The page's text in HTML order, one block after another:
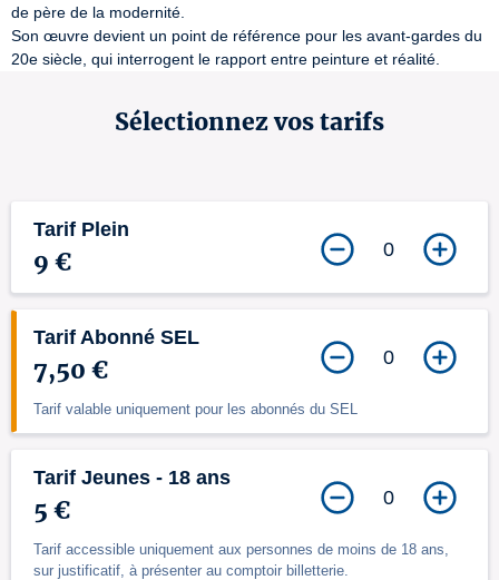
de père de la modernité.
Son œuvre devient un point de référence pour les avant-gardes du
20e siècle, qui interrogent le rapport entre peinture et réalité.
Sélectionnez vos tarifs
Tarif Plein
9 € 0
Tarif Abonné SEL
7,50 €
Tarif valable uniquement pour les abonnés du SEL
0
Tarif Jeunes - 18 ans
5 €
Tarif accessible uniquement aux personnes de moins de 18 ans,
sur justificatif, à présenter au comptoir billetterie.
0